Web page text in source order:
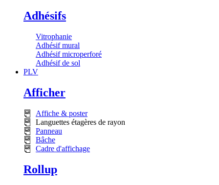
Adhésifs
Vitrophanie
Adhésif mural
Adhésif microperforé
Adhésif de sol
PLV
Afficher
Affiche & poster
Languettes étagères de rayon
Panneau
Bâche
Cadre d'affichage
Rollup